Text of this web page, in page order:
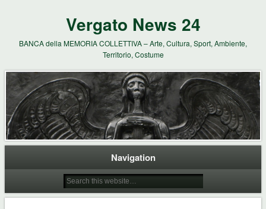
Vergato News 24
BANCA della MEMORIA COLLETTIVA – Arte, Cultura, Sport, Ambiente,
Territorio, Costume
Navigation